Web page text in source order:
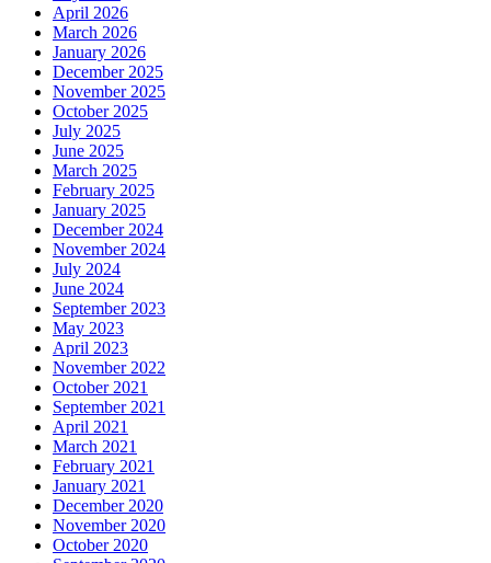
April 2026
March 2026
January 2026
December 2025
November 2025
October 2025
July 2025
June 2025
March 2025
February 2025
January 2025
December 2024
November 2024
July 2024
June 2024
September 2023
May 2023
April 2023
November 2022
October 2021
September 2021
April 2021
March 2021
February 2021
January 2021
December 2020
November 2020
October 2020